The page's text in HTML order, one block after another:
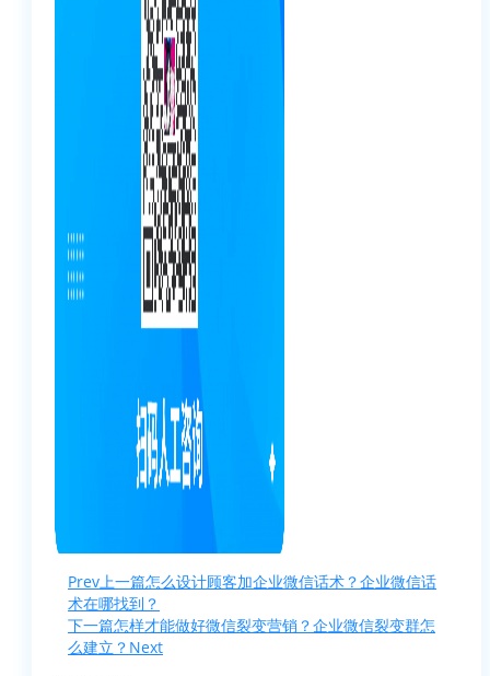
Prev上一篇怎么设计顾客加企业微信话术？企业微信话
术在哪找到？
下一篇怎样才能做好微信裂变营销？企业微信裂变群怎
么建立？ Next